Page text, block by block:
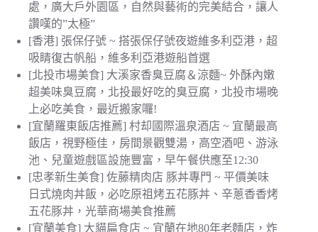
處，廣大戶外園區，自然與藝術的完美結合，讓人
讚嘆的”太極”
[香港] 張保仔號 ~ 搭張保仔號夜遊維多利亞港，超
吸睛復古帆船，維多利亞港遊船首選
[北投市場美食] 大溪家香臭豆腐＆涼麵~ 外酥內嫩
超美味臭豆腐，北投最好吃的臭豆腐，北投市場晚
上必吃美食，最近搬家囉!
[宜蘭羅東飯店推薦] 村却國際溫泉酒店 ~ 宜蘭最高
飯店，視野極佳，房間景觀雙湯，高空酒吧、游泳
池、兒童遊戲區設施豐富，早午餐供應至12:30
[忠孝新生美食] 佐藤精肉店 豚丼專門 ~ 平價美味
日式燒肉丼飯，必吃原祖烤五花豚丼、辛蔥香香烤
五花豚丼，光華商場美食推薦
[宜蘭美食] 大貓扁食店 ~ 宜蘭在地80年老麵店，炸